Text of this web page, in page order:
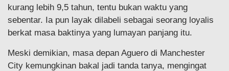
kurang lebih 9,5 tahun, tentu bukan waktu yang
sebentar. Ia pun layak dilabeli sebagai seorang loyalis
berkat masa baktinya yang lumayan panjang itu.
Meski demikian, masa depan Aguero di Manchester
City kemungkinan bakal jadi tanda tanya, mengingat